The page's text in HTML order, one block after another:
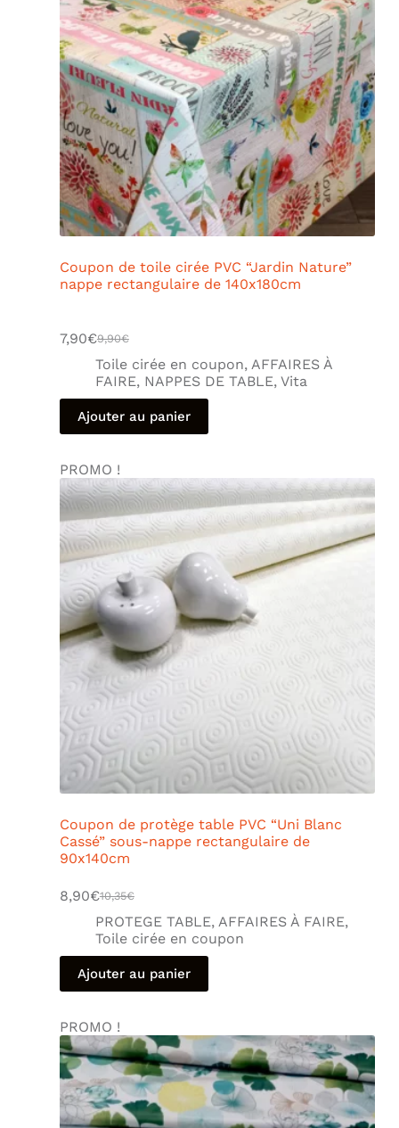
Coupon de toile cirée PVC “Jardin Nature”
nappe rectangulaire de 140x180cm
9,90€
7,90€
Toile cirée en coupon, AFFAIRES À
FAIRE, NAPPES DE TABLE, Vita
Ajouter au panier
PROMO !
Coupon de protège table PVC “Uni Blanc
Cassé” sous-nappe rectangulaire de
90x140cm
10,35€
8,90€
PROTEGE TABLE, AFFAIRES À FAIRE,
Toile cirée en coupon
Ajouter au panier
PROMO !